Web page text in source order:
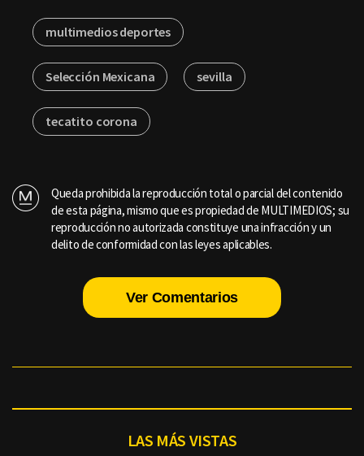
multimedios deportes
Selección Mexicana sevilla
tecatito corona
Queda prohibida la reproducción total o parcial del contenido
de esta página, mismo que es propiedad de MULTIMEDIOS; su
reproducción no autorizada constituye una infracción y un
delito de conformidad con las leyes aplicables.
Ver Comentarios
LAS MÁS VISTAS